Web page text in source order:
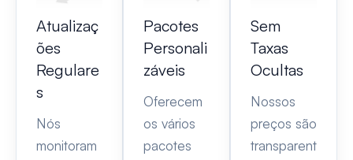
Atualizaç
ões
Regulare
s
Nós
monitoram
Pacotes
Personali
záveis
Oferecem
os vários
pacotes
Sem
Taxas
Ocultas
Nossos
preços são
transparent